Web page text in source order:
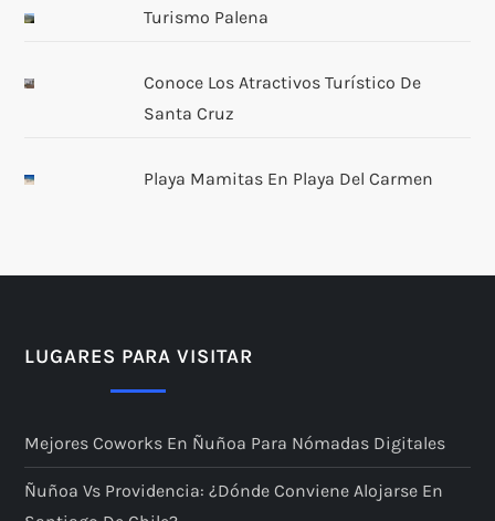
Turismo Palena
Conoce Los Atractivos Turístico De
Santa Cruz
Playa Mamitas En Playa Del Carmen
LUGARES PARA VISITAR
Mejores Coworks En Ñuñoa Para Nómadas Digitales
Ñuñoa Vs Providencia: ¿dónde Conviene Alojarse En